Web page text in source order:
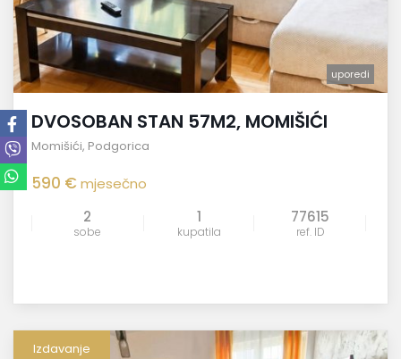
uporedi
DVOSOBAN STAN 57M2, MOMIŠIĆI
Momišići, Podgorica
590 €mjesečno
2
sobe
1
kupatila
77615
ref. ID
Izdavanje